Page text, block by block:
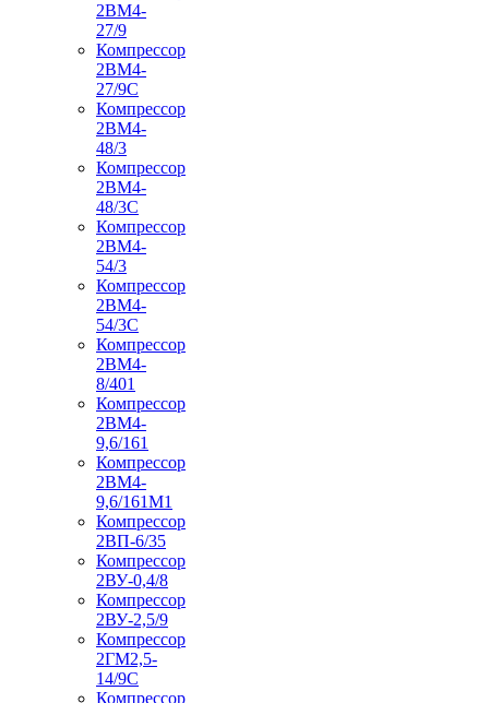
2ВМ4-
27/9
Компрессор
2ВМ4-
27/9С
Компрессор
2ВМ4-
48/3
Компрессор
2ВМ4-
48/3С
Компрессор
2ВМ4-
54/3
Компрессор
2ВМ4-
54/3С
Компрессор
2ВМ4-
8/401
Компрессор
2ВМ4-
9,6/161
Компрессор
2ВМ4-
9,6/161М1
Компрессор
2ВП-6/35
Компрессор
2ВУ-0,4/8
Компрессор
2ВУ-2,5/9
Компрессор
2ГМ2,5-
14/9С
Компрессор